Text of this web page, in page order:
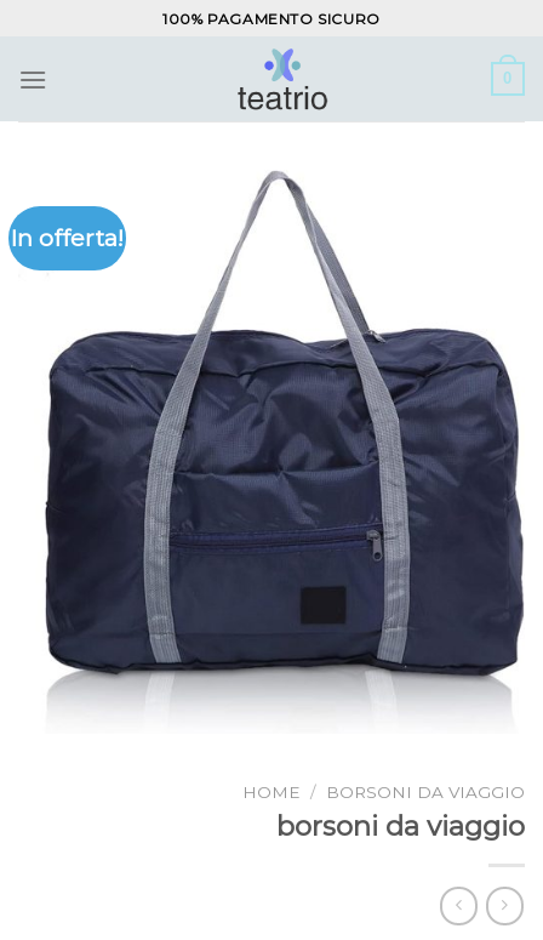
contenuti
100% PAGAMENTO SICURO
0
In offerta!
HOME / BORSONI DA VIAGGIO
borsoni da viaggio